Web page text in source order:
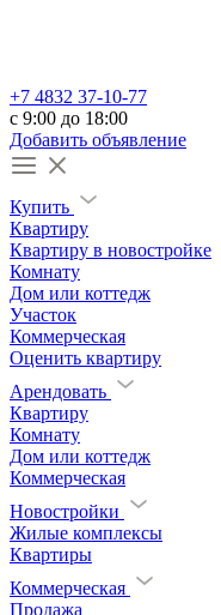
+7 4832 37-10-77
c 9:00 до 18:00
Добавить объявление
Купить
Квартиру
Квартиру в новостройке
Комнату
Дом или коттедж
Участок
Коммерческая
Оценить квартиру
Арендовать
Квартиру
Комнату
Дом или коттедж
Коммерческая
Новостройки
Жилые комплексы
Квартиры
Коммерческая
Продажа